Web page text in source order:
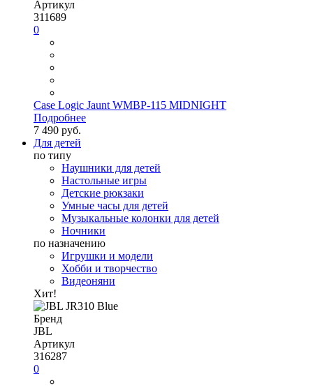
Артикул
311689
0
Case Logic Jaunt WMBP-115 MIDNIGHT
Подробнее
7 490 руб.
Для детей
по типу
Наушники для детей
Настольные игры
Детские рюкзаки
Умные часы для детей
Музыкальные колонки для детей
Ночники
по назначению
Игрушки и модели
Хобби и творчество
Видеоняни
Хит!
Бренд
JBL
Артикул
316287
0